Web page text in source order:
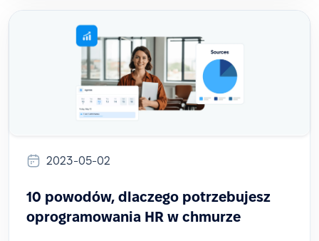
2023-05-02
10 powodów, dlaczego potrzebujesz
oprogramowania HR w chmurze